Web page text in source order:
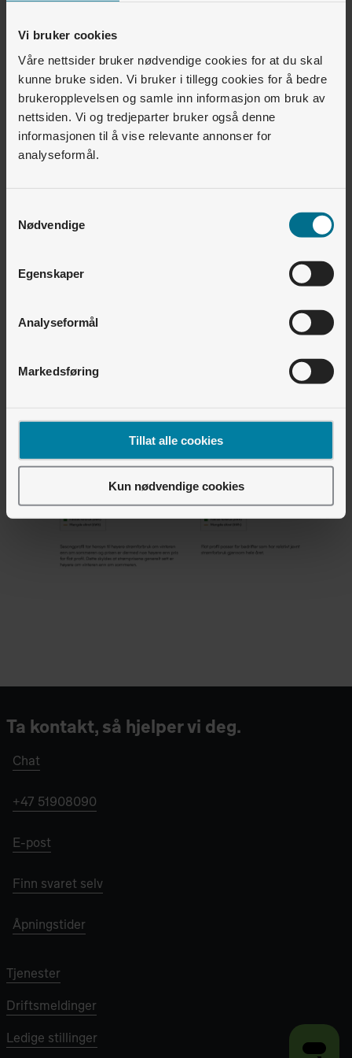
Vi bruker cookies
Våre nettsider bruker nødvendige cookies for at du skal
kunne bruke siden. Vi bruker i tillegg cookies for å bedre
brukeropplevelsen og samle inn informasjon om bruk av
nettsiden. Vi og tredjeparter bruker også denne
informasjonen til å vise relevante annonser for
analyseformål.
Nødvendige
Egenskaper
Analyseformål
Markedsføring
Tillat alle cookies
Kun nødvendige cookies
inngåelse av fastprisavtaler.
Fastpris har begrenset volum per periode og
kan bli utsolgt.
Disse prisene gjelder tiltorsdag 18. juni kl 14 i
prisområde N02.
Ta kontakt, så hjelper vi deg.
Chat
+47 51908090
E-post
Finn svaret selv
Åpningstider
Tjenester
Driftsmeldinger
Ledige stillinger